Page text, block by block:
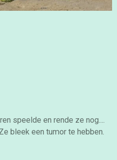
speelde en rende ze nog....
bleek een tumor te hebben.